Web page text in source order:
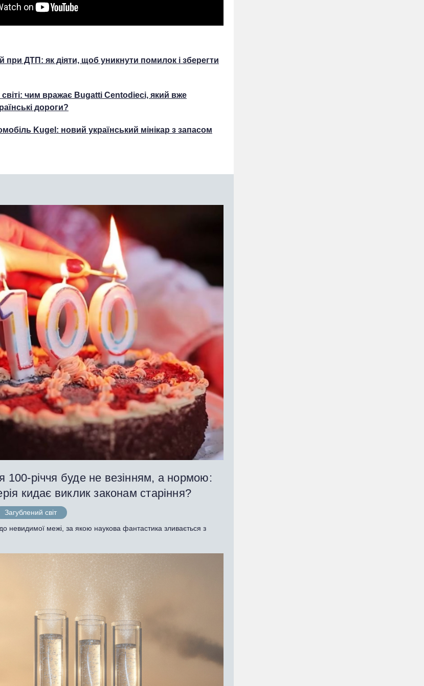
при ДТП: як діяти, щоб уникнути помилок і зберегти
чим вражає Bugatti Centodieci, який вже
дороги?
Kugel: новий український мінікар з запасом
100-річчя буде не везінням, а нормою:
кидає виклик законам старіння?
Загублений світ
невидимої межі, за якою наукова фантастика зливається з